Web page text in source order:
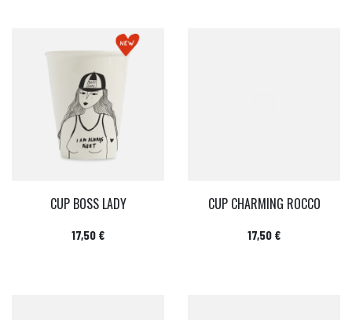
CUP BOSS LADY
Prix
17,50 €
CUP CHARMING ROCCO
Prix
17,50 €